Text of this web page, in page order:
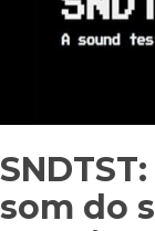
som do